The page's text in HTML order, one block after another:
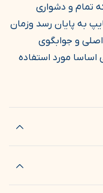
تمام و دشواری
به پایان رسد وزمان
و جوابگوی
مورد استفاده